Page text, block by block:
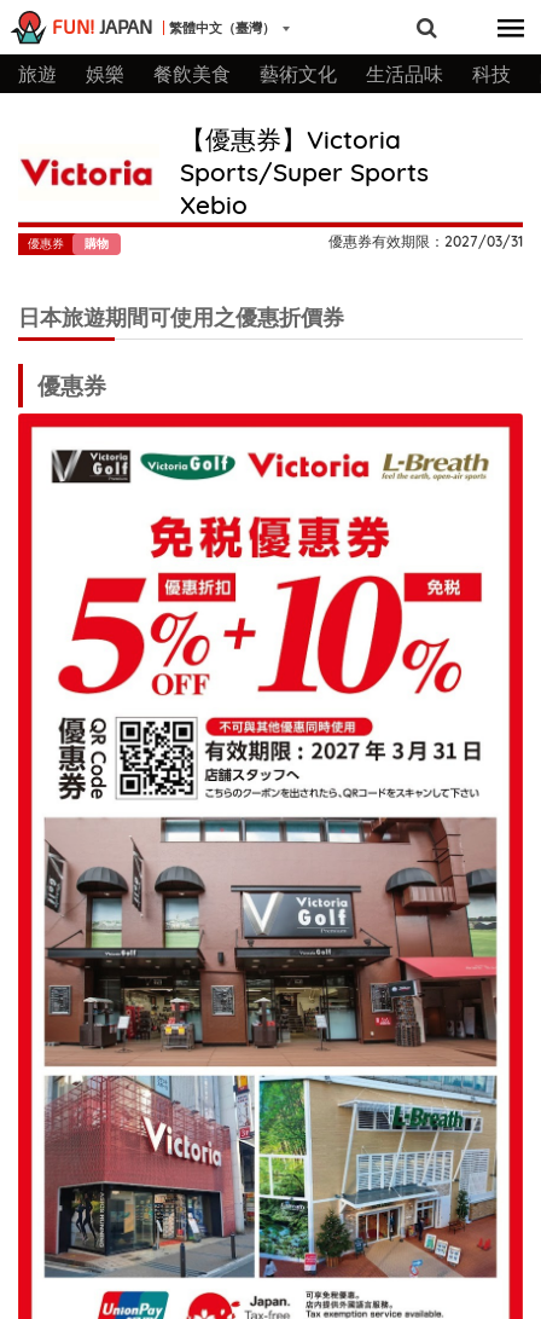
FUN! JAPAN 繁體中文（臺灣）
旅遊 娛樂 餐飲美食 藝術文化 生活品味 科技
【優惠券】Victoria
Sports/Super Sports
Xebio
優惠券 購物 優惠券有效期限：2027/03/31
日本旅遊期間可使用之優惠折價券
優惠券